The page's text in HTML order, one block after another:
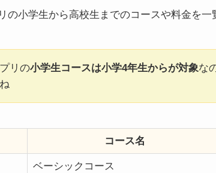
の小学生から高校生までのコースや料金を一
リの小学生コースは小学4年生からが対象な
コース名
ベーシックコース